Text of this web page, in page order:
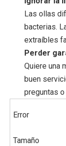
Las ollas
bacterias.
extraíbles
Perder
Quiere una
buen
preguntas
Error
Tamaño